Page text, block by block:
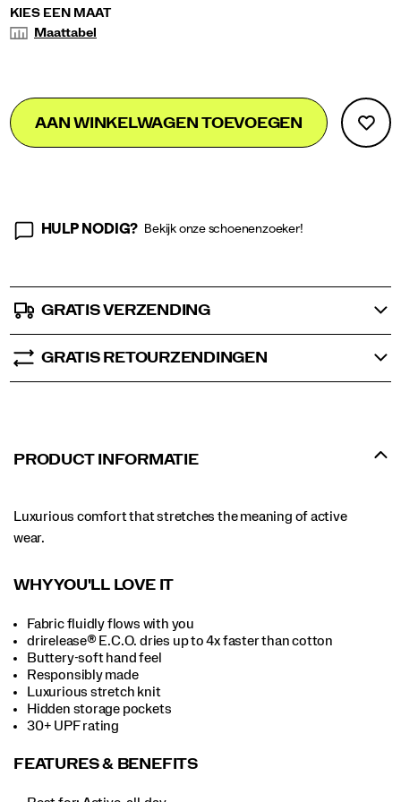
Variations
KIES EEN MAAT
Maattabel
Product
Actions
Add
to
cart
false
AAN WINKELWAGEN TOEVOEGEN
HULP NODIG? Bekijk onze schoenenzoeker!
GRATIS VERZENDING
GRATIS RETOURZENDINGEN
PRODUCT INFORMATIE
Luxurious comfort that stretches the meaning of active
wear.
WHY YOU'LL LOVE IT
Fabric fluidly flows with you
drirelease® E.C.O. dries up to 4x faster than cotton
Buttery-soft hand feel
Responsibly made
Luxurious stretch knit
Hidden storage pockets
30+ UPF rating
FEATURES & BENEFITS